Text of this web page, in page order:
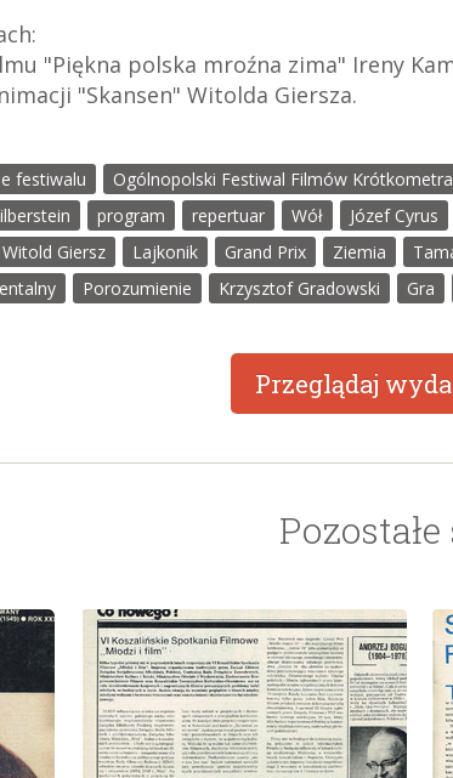
"Piękna polska mroźna zima" Ireny
"Skansen" Witolda Giersza.
festiwalu Ogólnopolski Festiwal Filmów
program repertuar Wół Józef Cyrus
Witold Giersz Lajkonik Grand Prix Ziemia
Porozumienie Krzysztof Gradowski Gra
Przeglądaj